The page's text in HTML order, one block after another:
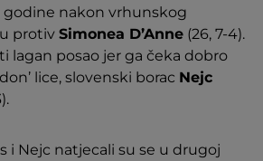
godine nakon vrhunskog
protiv Simonea D’Anne (26, 7-4).
lagan posao jer ga čeka dobro
lice, slovenski borac Nejc
i Nejc natjecali su se u drugoj